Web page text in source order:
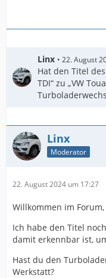
Linx 22. August
Hat den Titel
TDI“ zu „VW
Linx
Moderator
22. August 2024 um 17:27
Willkommen im
Ich habe den Titel
damit erkennbar ist,
Hast du den
Werkstatt?